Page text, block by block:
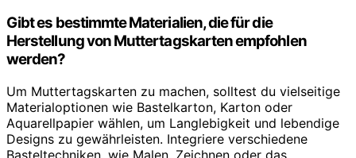
Gibt es bestimmte Materialien, die für die
Herstellung von Muttertagskarten empfohlen
werden?
Um Muttertagskarten zu machen, solltest du vielseitige
Materialoptionen wie Bastelkarton, Karton oder
Aquarellpapier wählen, um Langlebigkeit und lebendige
Designs zu gewährleisten. Integriere verschiedene
Basteltechniken, wie Malen, Zeichnen oder das